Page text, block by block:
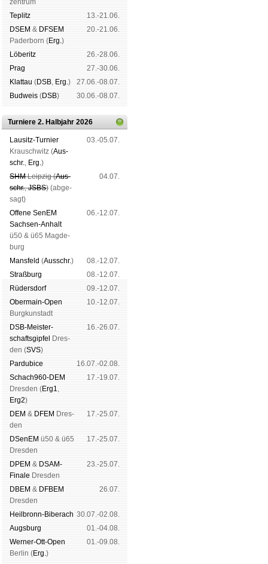
zen­trum
Tep­litz
13.-21.06.
DSEM & DFSEM
Pader­born (Erg.)
20.-21.06.
Lö­be­ritz
26.-28.06.
Prag
27.-30.06.
Klat­tau (DSB, Erg.)
27.06.-08.07.
Bud­weis (DSB) 30.06.-08.07.
Turniere 2. Halbjahr 2026
Lau­sitz-Tur­nier
Krausch­witz (Aus­
schr., Erg.)
03.-05.07.
SHMLeip­zig (Aus­
schr.,JSBS) (ab­ge­
sagt)
04.07.
Offene SenEM
Sach­sen-An­halt
ü50 & ü65 Mag­de­
burg
06.-12.07.
Mans­feld (Aus­schr.)
08.-12.07.
Straß­burg
08.-12.07.
Rüders­dorf
09.-12.07.
Ober­main-Open
Burg­kun­stadt
10.-12.07.
DSB-Meister­
schafts­gipfel Dres­
den (SVS)
16.-26.07.
Pardu­bice
16.07.-02.08.
Schach960-DEM
Dres­den (Erg1,
Erg2)
17.-19.07.
DEM & DFEM Dres­
den
17.-25.07.
DSenEM ü50 & ü65
Dres­den
17.-25.07.
DPEM & DSAM-
Finale Dres­den
23.-25.07.
DBEM & DFBEM
Dres­den
26.07.
Heil­bronn-Bi­ber­ach 30.07.-02.08.
Augs­burg
01.-04.08.
Werner-Ott-Open
Ber­lin (Erg.)
01.-09.08.